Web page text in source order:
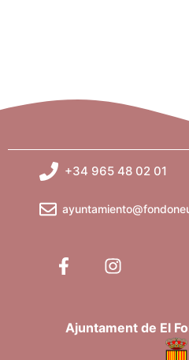
+34 965 48 02 01
Ajuntament de El